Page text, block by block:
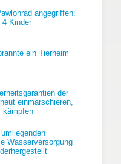
angegriffen:
4 Kinder
ein Tierheim
der
einmarschieren,
kämpfen
Wasserversorgung